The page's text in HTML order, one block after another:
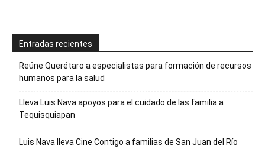
Entradas recientes
Reúne Querétaro a especialistas para formación de recursos
humanos para la salud
Lleva Luis Nava apoyos para el cuidado de las familia a
Tequisquiapan
Luis Nava lleva Cine Contigo a familias de San Juan del Río